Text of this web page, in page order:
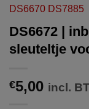
DS6672 |
sleuteltje
€5,00 incl.